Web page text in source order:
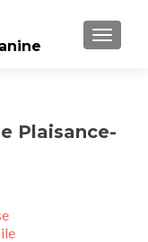
Plaisance-